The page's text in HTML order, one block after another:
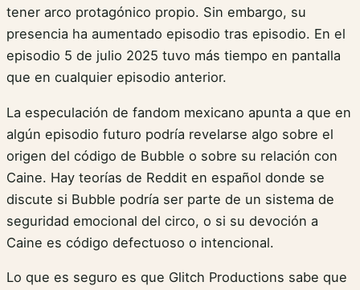
tener arco protagónico propio. Sin embargo, su
presencia ha aumentado episodio tras episodio. En el
episodio 5 de julio 2025 tuvo más tiempo en pantalla
que en cualquier episodio anterior.
La especulación de fandom mexicano apunta a que en
algún episodio futuro podría revelarse algo sobre el
origen del código de Bubble o sobre su relación con
Caine. Hay teorías de Reddit en español donde se
discute si Bubble podría ser parte de un sistema de
seguridad emocional del circo, o si su devoción a
Caine es código defectuoso o intencional.
Lo que es seguro es que Glitch Productions sabe que